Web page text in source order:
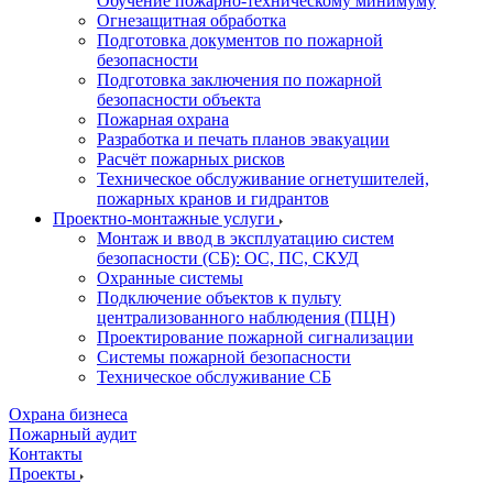
Огнезащитная обработка
Подготовка документов по пожарной
безопасности
Подготовка заключения по пожарной
безопасности объекта
Пожарная охрана
Разработка и печать планов эвакуации
Расчёт пожарных рисков
Техническое обслуживание огнетушителей,
пожарных кранов и гидрантов
Проектно-монтажные услуги
Монтаж и ввод в эксплуатацию систем
безопасности (СБ): ОС, ПС, СКУД
Охранные системы
Подключение объектов к пульту
централизованного наблюдения (ПЦН)
Проектирование пожарной сигнализации
Системы пожарной безопасности
Техническое обслуживание СБ
Охрана бизнеса
Пожарный аудит
Контакты
Проекты